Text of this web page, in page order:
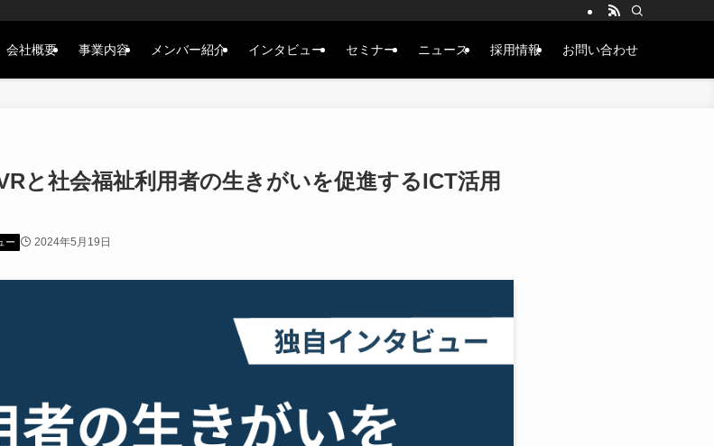
会社概要 事業内容 メンバー紹介 インタビュー セミナー ニュース 採用情報 お問い合わせ
と社会福祉利用者の生きがいを促進するICT活用
ー 2024年5月19日